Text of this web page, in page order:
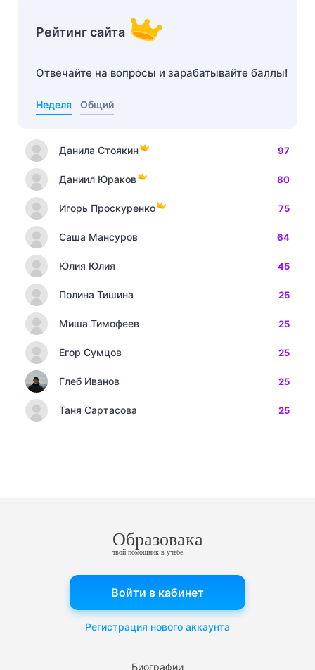
Рейтинг сайта
Отвечайте на вопросы и зарабатывайте баллы!
Неделя Общий
Данила Стоякин 97
Даниил Юраков 80
Игорь Проскуренко 75
Саша Мансуров 64
Юлия Юлия 45
Полина Тишина 25
Миша Тимофеев 25
Егор Сумцов 25
Глеб Иванов 25
Таня Сартасова 25
Образовака
твой помощник в учебе
Биографии
Войти в кабинет
Регистрация нового аккаунта